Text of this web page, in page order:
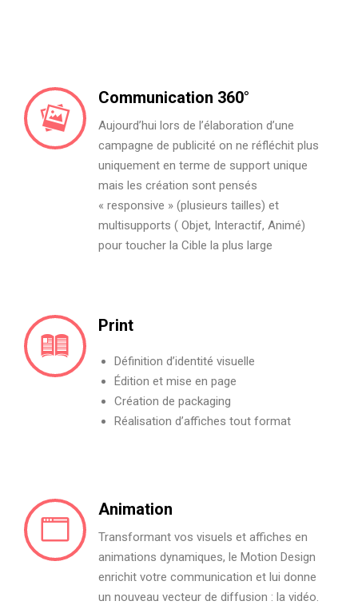
Communication 360°
Aujourd’hui lors de l’élaboration d’une
campagne de publicité on ne réfléchit plus
uniquement en terme de support unique
mais les création sont pensés
« responsive » (plusieurs tailles) et
multisupports ( Objet, Interactif, Animé)
pour toucher la Cible la plus large
Print
Définition d’identité visuelle
Édition et mise en page
Création de packaging
Réalisation d’affiches tout format
Animation
Transformant vos visuels et affiches en
animations dynamiques, le Motion Design
enrichit votre communication et lui donne
un nouveau vecteur de diffusion : la vidéo.